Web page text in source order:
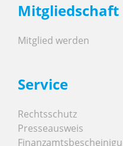
Mitgliedschaft
Mitglied werden
Service
Rechtsschutz
Presseausweis